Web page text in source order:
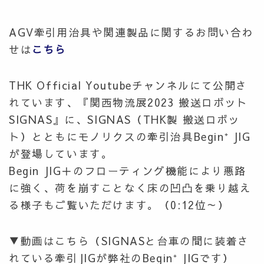
AGV牽引用治具や関連製品に関するお問い合わ
せは こちら
THK Official Youtubeチャンネルにて公開さ
れています、『関西物流展2023 搬送ロボット
SIGNAS』に、SIGNAS（THK製 搬送ロボッ
ト ）とともにモノリクスの牽引治具Begin⁺ JIG
が登場しています。
Begin JIG＋ のフローティング機能により悪路
に強く、荷を崩すことなく床の凹凸を乗り越え
る様子もご覧いただけます。（0:12位～）
▼動画はこちら（SIGNASと台車の間に装着さ
れている牽引JIGが弊社のBegin⁺ JIGです）